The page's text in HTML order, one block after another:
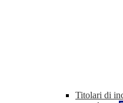
Titolari di